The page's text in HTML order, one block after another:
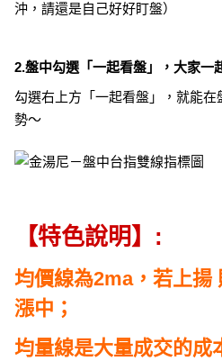
沖，請還是自己好好盯盤）
2.盤中勾選「一起看盤」，大家一
勾選右上方「一起看盤」，就能
勢～
【特色說明】:
均價線為2ma，若上揚
漲中；
均量線是大量成交的成